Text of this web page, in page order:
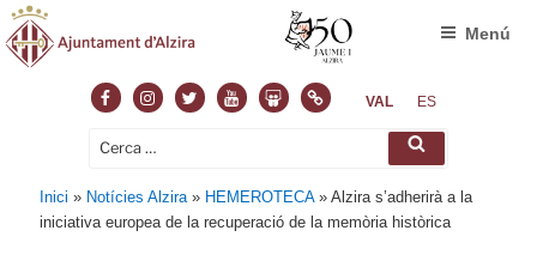
FacebookInstagram
TwitterYoutubeSlideshare
NormasVAL ES
Cerca: Cerca
Menú
Inici » Notícies Alzira » HEMEROTECA»Alzira s’adherirà a la
iniciativa europea de la recuperació de la memòria històrica